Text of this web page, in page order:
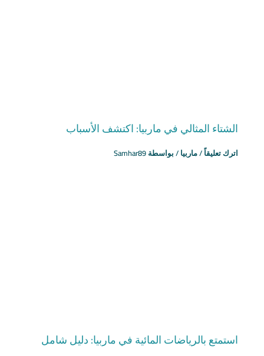
الشتاء المثالي في ماربيا: اكتشف الأسباب
اترك تعليقاً/ماربيا/ بواسطةSamhar89
استمتع بالرياضات المائية في ماربيا: دليل شامل